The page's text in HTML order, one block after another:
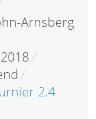
Arnsberg
/
/
2.4